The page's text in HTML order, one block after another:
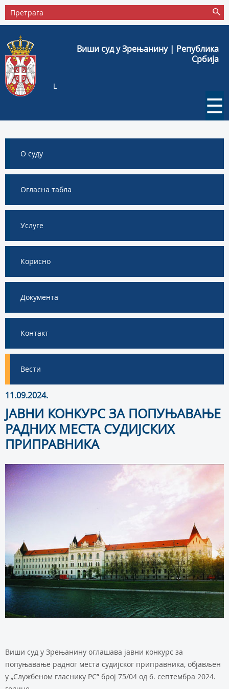
Виши суд у Зрењанину | Република
Србија
L
☰
О суду
Огласна табла
Услуге
Корисно
Документа
Контакт
Вести
11.09.2024.
ЈАВНИ КОНКУРС ЗА ПОПУЊАВАЊЕ
РАДНИХ МЕСТА СУДИЈСКИХ
ПРИПРАВНИКА
Виши суд у Зрењанину оглашава јавни конкурс за
попуњавање радног места судијског приправника, објављен
у „Службеном гласнику РС” број 75/04 од 6. септембра 2024.